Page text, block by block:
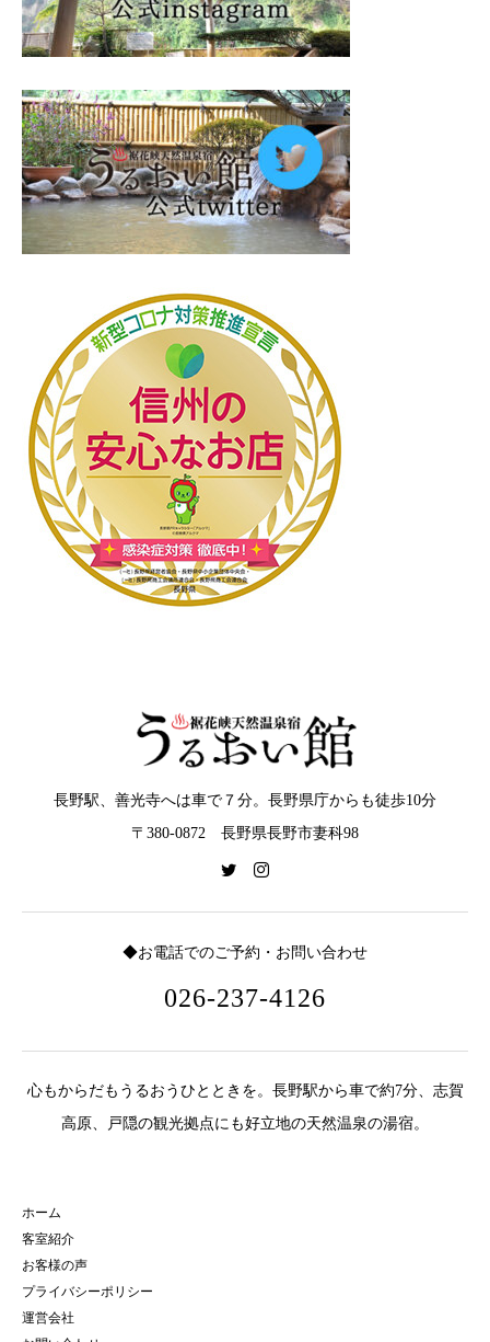
長野駅、善光寺へは車で７分。長野県庁からも徒歩10分
〒380-0872 長野県長野市妻科98
◆お電話でのご予約・お問い合わせ
026-237-4126
心もからだもうるおうひとときを。長野駅から車で約7分、志賀
高原、戸隠の観光拠点にも好立地の天然温泉の湯宿。
ホーム
客室紹介
お客様の声
プライバシーポリシー
運営会社